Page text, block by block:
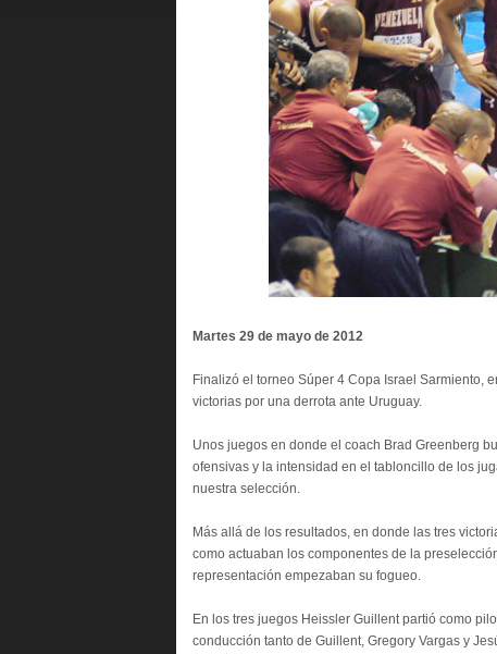
Martes 29 de mayo de
Finalizó el torneo Súper 4 Copa Israel Sarmiento,
victorias por una derrota ante Uruguay.
Unos juegos en donde el coach Brad Greenberg
ofensivas y la intensidad en el tabloncillo de los
nuestra selección.
Más allá de los resultados, en donde las tres
como actuaban los componentes de la
representación empezaban su fogueo.
En los tres juegos Heissler Guillent partió como
conducción tanto de Guillent, Gregory Vargas y